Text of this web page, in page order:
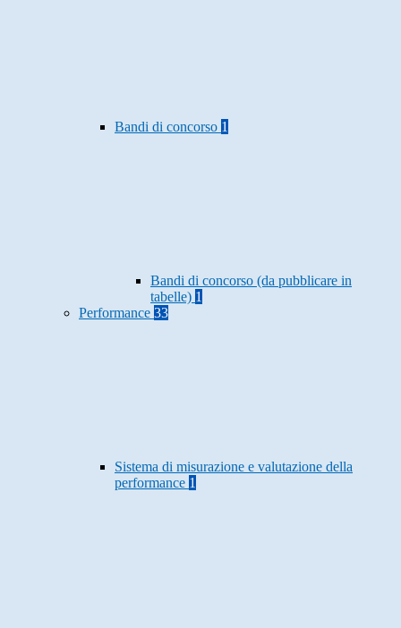
Bandi di concorso 1
Bandi di concorso (da pubblicare in
tabelle) 1
Performance 33
Sistema di misurazione e valutazione della
performance 1